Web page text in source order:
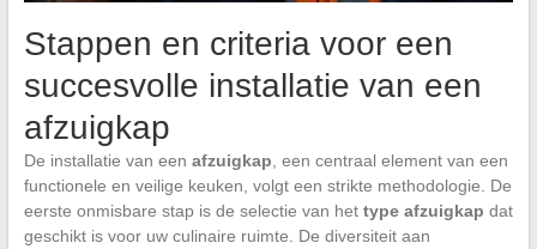
Stappen en criteria voor een
succesvolle installatie van een
afzuigkap
De installatie van een afzuigkap , een centraal element van een
functionele en veilige keuken, volgt een strikte methodologie. De
eerste onmisbare stap is de selectie van het type afzuigkap dat
geschikt is voor uw culinaire ruimte. De diversiteit aan